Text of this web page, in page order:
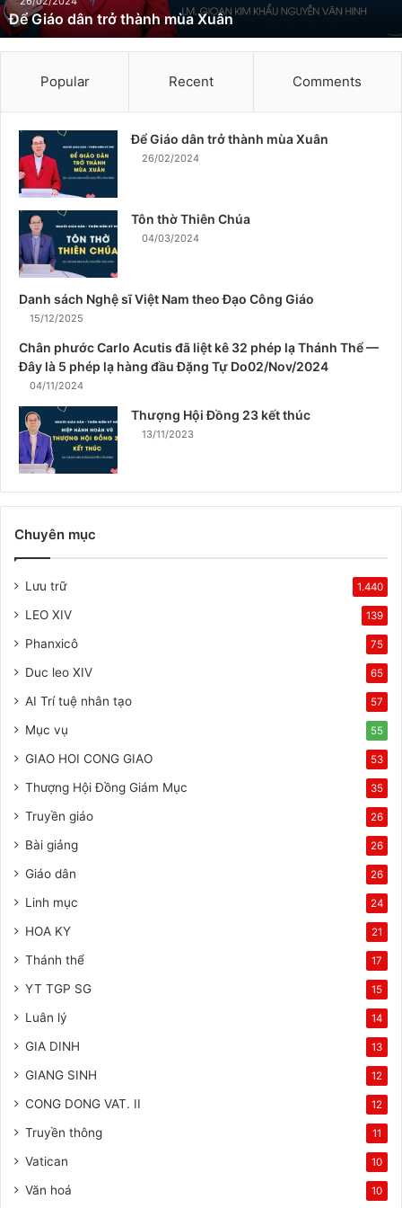
t
r
à
Để Giáo dân trở thành mùa Xuân
Popular Recent Comments
Để Giáo dân trở thành mùa Xuân
26/02/2024
Tôn thờ Thiên Chúa
04/03/2024
Danh sách Nghệ sĩ Việt Nam theo Đạo Công Giáo
15/12/2025
Chân phước Carlo Acutis đã liệt kê 32 phép lạ Thánh Thể —
Đây là 5 phép lạ hàng đầu Đặng Tự Do02/Nov/2024
04/11/2024
Thượng Hội Đồng 23 kết thúc
13/11/2023
Chuyên mục
Lưu trữ 1.440
LEO XIV 139
Phanxicô 75
Duc leo XIV 65
AI Trí tuệ nhân tạo 57
Mục vụ 55
GIAO HOI CONG GIAO 53
Thượng Hội Đồng Giám Mục 35
Truyền giáo 26
Bài giảng 26
Giáo dân 26
Linh mục 24
HOA KY 21
Thánh thể 17
YT TGP SG 15
Luân lý 14
GIA DINH 13
GIANG SINH 12
CONG DONG VAT. II 12
Truyền thông 11
Vatican 10
Văn hoá 10